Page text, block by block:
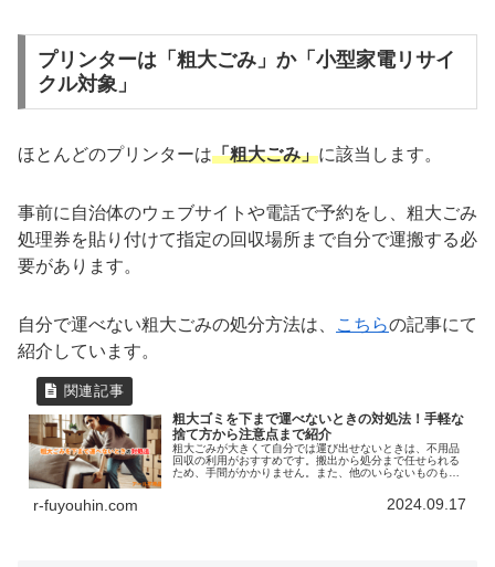
プリンターは「粗大ごみ」か「小型家電リサイ
クル対象」
ほとんどのプリンターは「粗大ごみ」に該当します。
事前に自治体のウェブサイトや電話で予約をし、粗大ごみ
処理券を貼り付けて指定の回収場所まで自分で運搬する必
要があります。
自分で運べない粗大ごみの処分方法は、 こちらの記事にて
紹介しています。
粗大ゴミを下まで運べないときの対処法！手軽な
捨て方から注意点まで紹介
粗大ごみが大きくて自分では運び出せないときは、不用品
回収の利用がおすすめです。搬出から処分まで任せられる
ため、手間がかかりません。また、他のいらないものも一
す。自治体の戸別収集サービスでの引き取りもあります
が、予約の条件が難しい点がデメリットです。
r-fuyouhin.com 2024.09.17